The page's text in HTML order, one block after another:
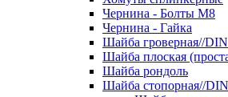
Чернина - Болты М8
Чернина - Гайка
Шайба гроверная//
Шайба плоская
Шайба рондоль
Шайба стопорная//